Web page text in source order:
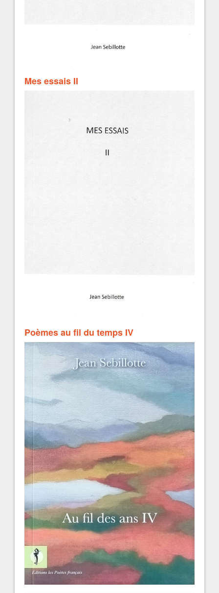
Mes essais II
Poèmes au fil du temps IV